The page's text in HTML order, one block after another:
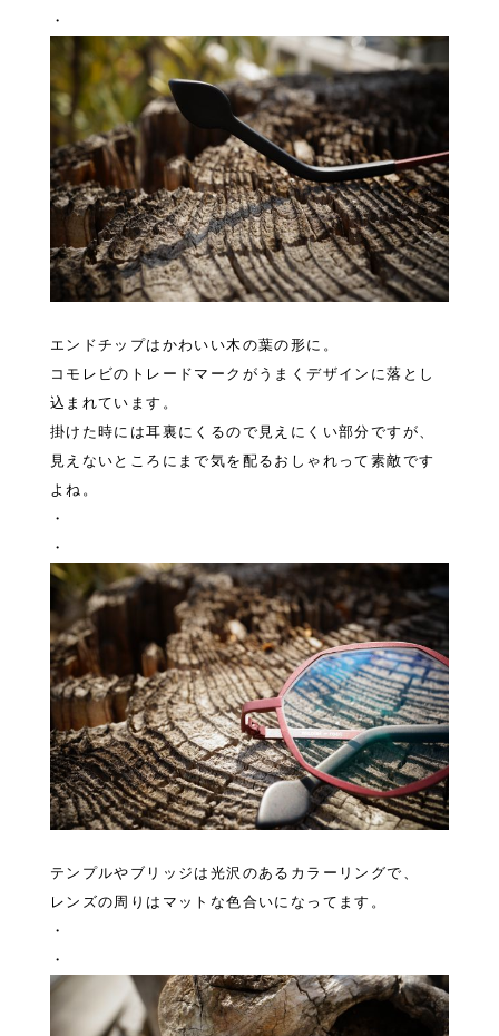
・
エンドチップはかわいい木の葉の形に。
コモレビのトレードマークがうまくデザインに落とし
込まれています。
掛けた時には耳裏にくるので見えにくい部分ですが、
見えないところにまで気を配るおしゃれって素敵です
よね。
・
・
テンプルやブリッジは光沢のあるカラーリングで、
レンズの周りはマットな色合いになってます。
・
・